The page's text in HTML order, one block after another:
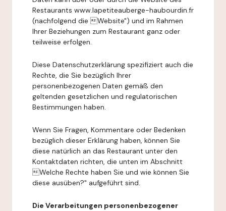
Restaurants www.lapetiteauberge-haubourdin.fr
(nachfolgend die Website") und im Rahmen
Ihrer Beziehungen zum Restaurant ganz oder
teilweise erfolgen.
Diese Datenschutzerklärung spezifiziert auch die
Rechte, die Sie bezüglich Ihrer
personenbezogenen Daten gemäß den
geltenden gesetzlichen und regulatorischen
Bestimmungen haben.
Wenn Sie Fragen, Kommentare oder Bedenken
bezüglich dieser Erklärung haben, können Sie
diese natürlich an das Restaurant unter den
Kontaktdaten richten, die unten im Abschnitt
Welche Rechte haben Sie und wie können Sie
diese ausüben?" aufgeführt sind.
Die Verarbeitungen personenbezogener